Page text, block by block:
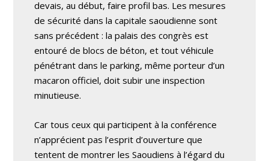
devais, au début, faire profil bas. Les mesures
de sécurité dans la capitale saoudienne sont
sans précédent : la palais des congrès est
entouré de blocs de béton, et tout véhicule
pénétrant dans le parking, même porteur d’un
macaron officiel, doit subir une inspection
minutieuse.
Car tous ceux qui participent à la conférence
n’apprécient pas l’esprit d’ouverture que
tentent de montrer les Saoudiens à l’égard du